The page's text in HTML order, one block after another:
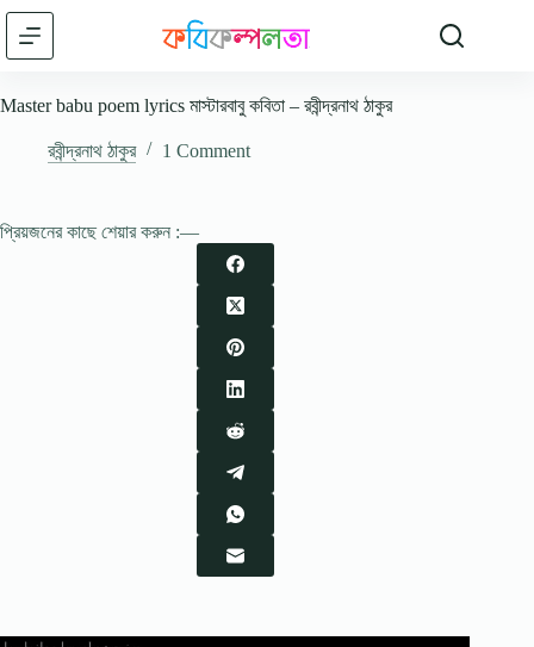
Skip
content
Master babu poem lyrics মাস্টারবাবু কবিতা – রবীন্দ্রনাথ ঠাকুর
রবীন্দ্রনাথ ঠাকুর 1 Comment
প্রিয়জনের কাছে শেয়ার করুন :—